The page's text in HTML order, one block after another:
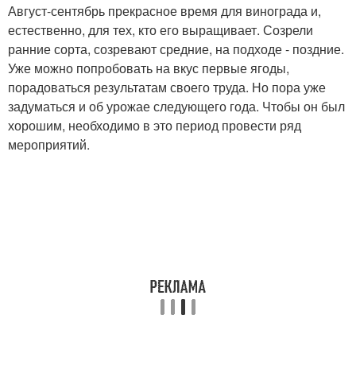
Август-сентябрь прекрасное время для винограда и,
естественно, для тех, кто его выращивает. Созрели
ранние сорта, созревают средние, на подходе - поздние.
Уже можно попробовать на вкус первые ягоды,
порадоваться результатам своего труда. Но пора уже
задуматься и об урожае следующего года. Чтобы он был
хорошим, необходимо в это период провести ряд
мероприятий.